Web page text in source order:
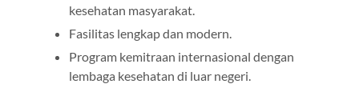
kesehatan masyarakat.
Fasilitas lengkap dan modern.
Program kemitraan internasional dengan
lembaga kesehatan di luar negeri.